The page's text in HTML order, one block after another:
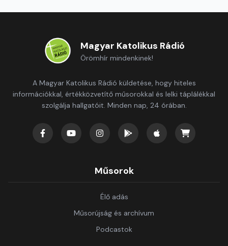
Magyar Katolikus Rádió
Örömhír mindenkinek!
A Magyar Katolikus Rádió küldetése, hogy hiteles
információkkal, értékközvetítő műsorokkal és lelki táplálékkal
szolgálja hallgatóit. Minden nap, 24 órában.
Műsorok
Élő adás
Műsorújság és archívum
Podcastok